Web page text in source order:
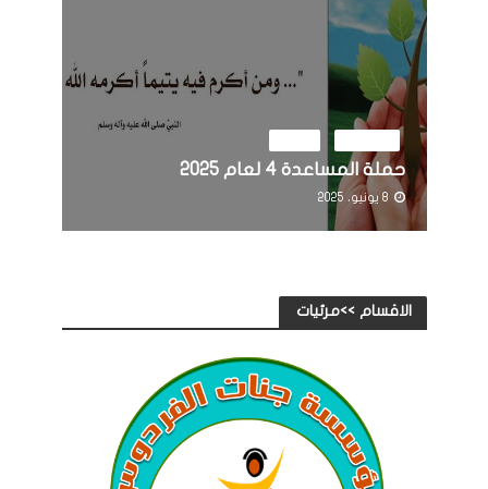
حملة المساعدة 4 لعام 2025
8 يونيو، 2025
الاقسام >>مرئيات